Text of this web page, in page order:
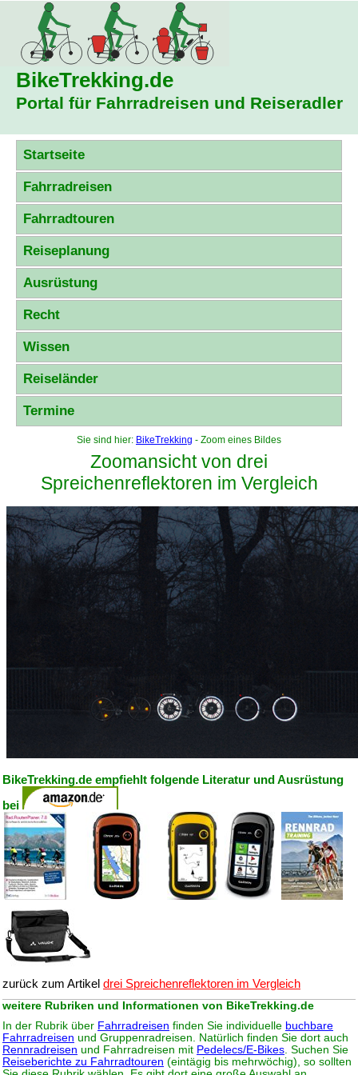
BikeTrekking.de
Portal für Fahrradreisen und Reiseradler
Startseite
Fahrradreisen
Fahrradtouren
Reiseplanung
Ausrüstung
Recht
Wissen
Reiseländer
Termine
Sie sind hier: BikeTrekking - Zoom eines Bildes
Zoomansicht von drei
Spreichenreflektoren im Vergleich
BikeTrekking.de empfiehlt folgende Literatur und Ausrüstung
bei
zurück zum Artikel drei Spreichenreflektoren im Vergleich
weitere Rubriken und Informationen von BikeTrekking.de
In der Rubrik über Fahrradreisen finden Sie individuelle buchbare
Fahrradreisen und Gruppenradreisen. Natürlich finden Sie dort auch
Rennradreisen und Fahrradreisen mit Pedelecs/E-Bikes. Suchen Sie
Reiseberichte zu Fahrradtouren (eintägig bis mehrwöchig), so sollten